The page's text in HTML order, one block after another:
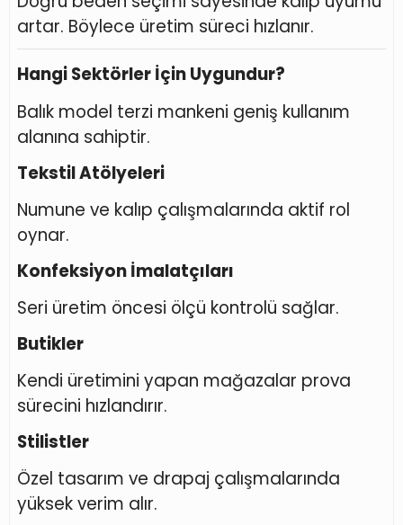
artar. Böylece üretim süreci hızlanır.
Hangi Sektörler İçin Uygundur?
Balık model terzi mankeni geniş kullanım
alanına sahiptir.
Tekstil Atölyeleri
Numune ve kalıp çalışmalarında aktif rol
oynar.
Konfeksiyon İmalatçıları
Seri üretim öncesi ölçü kontrolü sağlar.
Butikler
Kendi üretimini yapan mağazalar prova
sürecini hızlandırır.
Stilistler
Özel tasarım ve drapaj çalışmalarında
yüksek verim alır.